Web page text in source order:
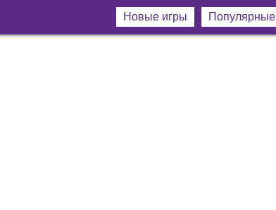
Новые игры Популярные